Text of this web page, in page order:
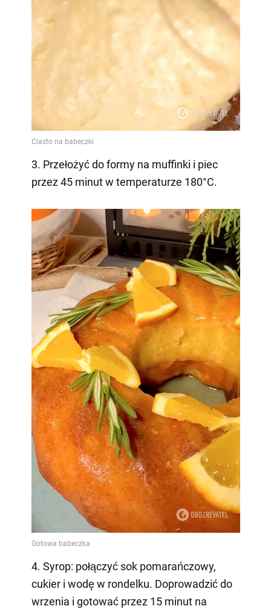
3. Przełożyć do formy na muffinki i piec
przez 45 minut w temperaturze 180°C.
4. Syrop: połączyć sok pomarańczowy,
cukier i wodę w rondelku. Doprowadzić do
wrzenia i gotować przez 15 minut na